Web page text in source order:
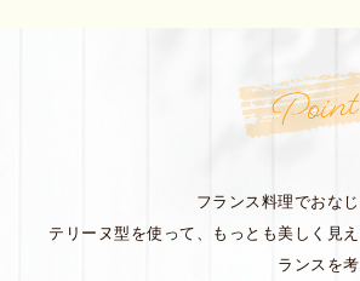
フランス料理でおな
テリーヌ型を使って、もっとも美しく見
ランスを